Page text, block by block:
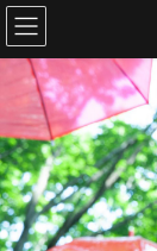
コ
ン
テ
に
移
動
ナ
ビ
ゲ
ョ
ン
に
移
動